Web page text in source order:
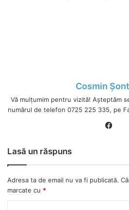
Cosmin
Vă mulțumim pentru vizită! Așteptăm
numărul de telefon 0725 225 335, pe
Lasă un răspuns
Adresa ta de email nu va fi publicată.
marcate cu *